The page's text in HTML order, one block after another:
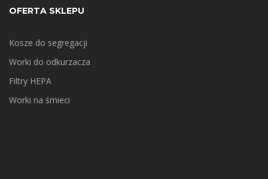
OFERTA SKLEPU
Kosze do segregacji
Worki do odkurzacza
Filtry HEPA
Worki na śmieci